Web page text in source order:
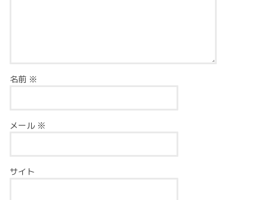
名前 ※
メール ※
サイト